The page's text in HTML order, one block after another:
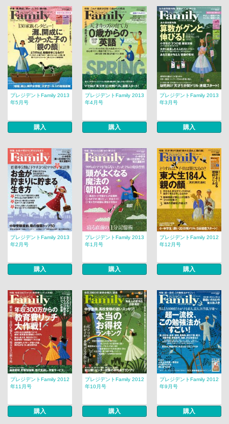
プレジデントFamily 2013
年5月号
購入
プレジデントFamily 2013
年4月号
購入
プレジデントFamily 2013
年3月号
購入
プレジデントFamily 2013
年2月号
購入
プレジデントFamily 2013
年1月号
購入
プレジデントFamily 2012
年12月号
購入
プレジデントFamily 2012
年11月号
購入
プレジデントFamily 2012
年10月号
購入
プレジデントFamily 2012
年9月号
購入